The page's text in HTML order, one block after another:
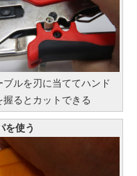
ブルを刃に当ててハンド
握るとカットできる
を使う